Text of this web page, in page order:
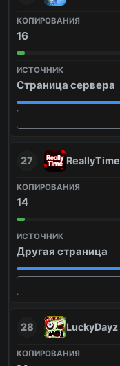
16
Страница сервера
27 ReallyTime
14
Другая страница
28 LuckyDayz